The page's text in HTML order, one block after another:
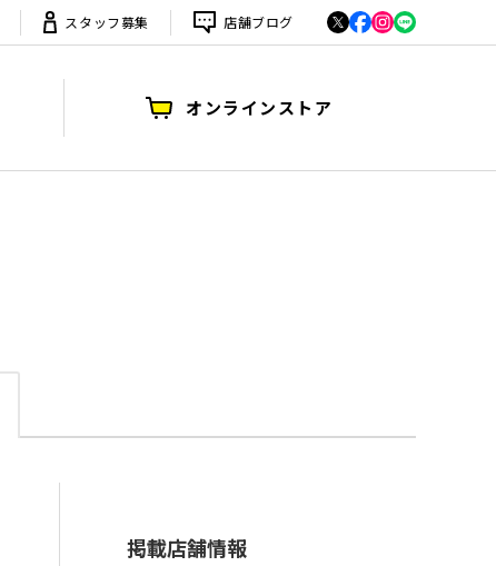
スタッフ募集 店舗ブログ
オンラインストア
掲載店舗情報